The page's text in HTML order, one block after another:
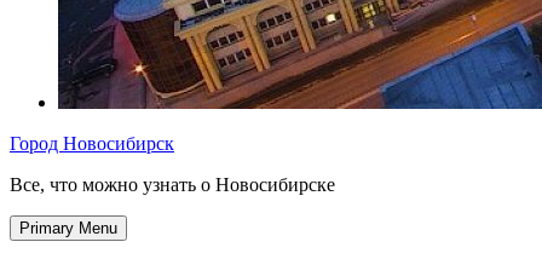
Город Новосибирск
Все, что можно узнать о Новосибирске
Primary Menu